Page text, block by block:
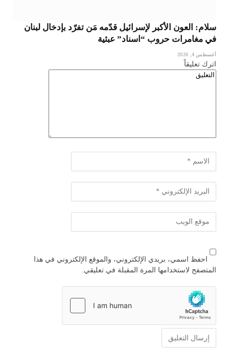
سلام: العون الأكبر لإسرائيل قدّمه مَن تفرّد بإدخال لبنان
في مغامرات حروب “اسناد” عبثية
أغسطس 4, 2026
اترك تعليقاً
احفظ اسمي، بريدي الإلكتروني، والموقع الإلكتروني في هذا
المتصفح لاستخدامها المرة المقبلة في تعليقي.